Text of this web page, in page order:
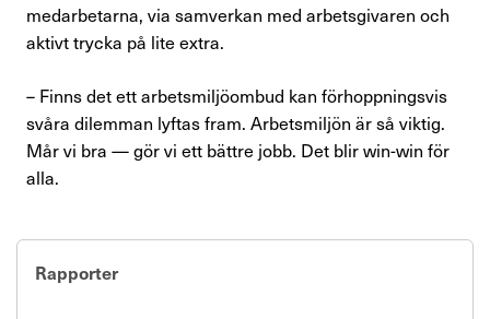
medarbetarna, via samverkan med arbetsgivaren och
aktivt trycka på lite extra.
– Finns det ett arbetsmiljöombud kan förhoppningsvis
svåra dilemman lyftas fram. Arbetsmiljön är så viktig.
Mår vi bra — gör vi ett bättre jobb. Det blir win-win för
alla.
Rapporter